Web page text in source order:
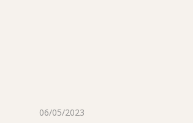
06/05/2023